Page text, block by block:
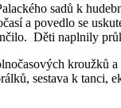
sadů k
a povedlo se
Děti naplnily
kroužků
sestava k